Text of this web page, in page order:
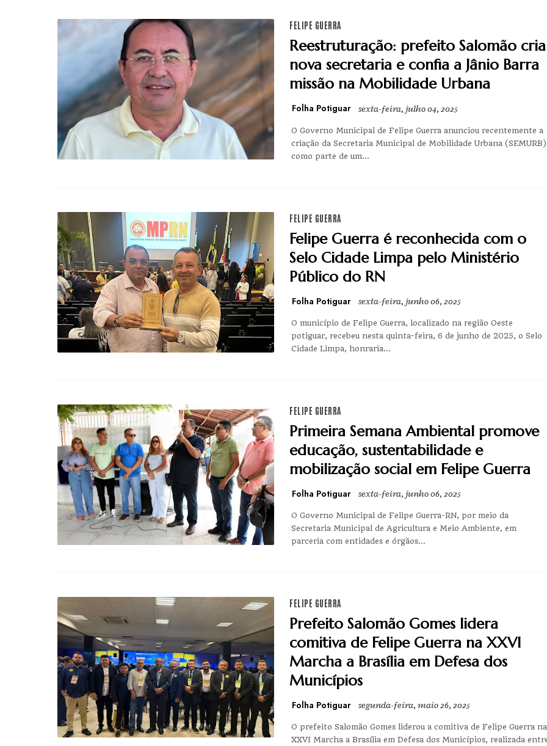
FELIPE GUERRA
Reestruturação: prefeito Salomão cria
nova secretaria e confia a Jânio Barra
missão na Mobilidade Urbana
Folha Potiguar sexta-feira, julho 04, 2025
O Governo Municipal de Felipe Guerra anunciou recentemente a
criação da Secretaria Municipal de Mobilidade Urbana
como parte de um...
FELIPE GUERRA
Felipe Guerra é reconhecida com o
Selo Cidade Limpa pelo Ministério
Público do RN
Folha Potiguar sexta-feira, junho 06, 2025
O município de Felipe Guerra, localizado na região Oeste
potiguar, recebeu nesta quinta-feira, 6 de junho de 2025, o Selo
Cidade Limpa, honraria...
FELIPE GUERRA
Primeira Semana Ambiental promove
educação, sustentabilidade e
mobilização social em Felipe Guerra
Folha Potiguar sexta-feira, junho 06, 2025
O Governo Municipal de Felipe Guerra-RN, por meio da
Secretaria Municipal de Agricultura e Meio Ambiente, em
parceria com entidades e órgãos...
FELIPE GUERRA
Prefeito Salomão Gomes lidera
comitiva de Felipe Guerra na XXVI
Marcha a Brasília em Defesa dos
Municípios
Folha Potiguar segunda-feira, maio 26, 2025
O prefeito Salomão Gomes liderou a comitiva de Felipe Guerra na
XXVI Marcha a Brasília em Defesa dos Municípios, realizada